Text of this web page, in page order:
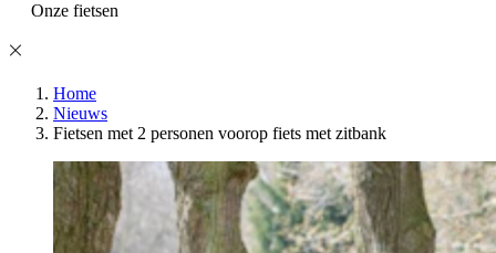
Onze fietsen
Home
Nieuws
Fietsen met 2 personen voorop fiets met zitbank